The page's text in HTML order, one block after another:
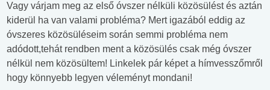
Vagy várjam meg az első óvszer nélküli közösülést és aztán
kiderül ha van valami probléma? Mert igazából eddig az
óvszeres közösüléseim során semmi probléma nem
adódott,tehát rendben ment a közösülés csak még óvszer
nélkül nem közösültem! Linkelek pár képet a hímvesszőmről
hogy könnyebb legyen véleményt mondani!